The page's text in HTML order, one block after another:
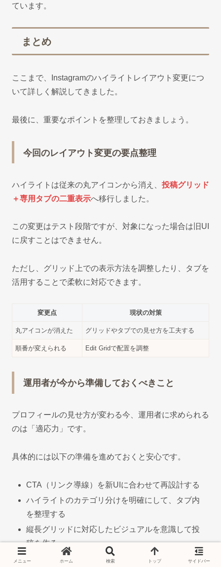
ています。
まとめ
ここまで、Instagramのハイライトレイアウト変更につ
いて詳しく解説してきました。
最後に、重要なポイントを整理しておきましょう。
今回のレイアウト変更の要点整理
ハイライトは従来の丸アイコンから消え、 投稿グリッド
＋専用タブの二重表示へ移行しました。
この変更はテスト段階ですが、対象になった場合は旧UI
に戻すことはできません。
ただし、グリッド上での表示方法を調整したり、タブを
活用することで柔軟に対応できます。
変更点 現状の対策
丸アイコンが消えた グリッドやタブでの見せ方を工夫する
順番が変えられる Edit Gridで配置を調整
運用者が今から準備しておくべきこと
プロフィールの見せ方が変わる今、運用者に求められる
のは「適応力」です。
具体的には以下の準備を進めておくと安心です。
CTA（リンク導線）を新UIに合わせて再設計する
ハイライトのカテゴリ分けを明確にして、タブ内
を整理する
縦長グリッドに対応したビジュアルを意識して投
稿を作る
メニュー ホーム 検索 トップ サイドバー